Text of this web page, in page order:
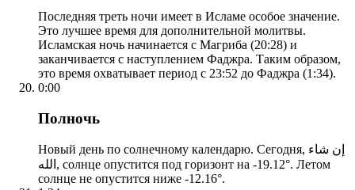
Последняя треть ночи имеет в Исламе особое значение.
Это лучшее время для дополнительной молитвы.
Исламская ночь начинается с Магриба (20:28) и
заканчивается с наступлением Фаджра. Таким образом,
это время охватывает период с 23:52 до Фаджра (1:34).
0:00
Полночь
Новый день по солнечному календарю. Сегодня, إن شاء
الله, солнце опустится под горизонт на -19.12°. Летом
солнце не опустится ниже -12.16°.